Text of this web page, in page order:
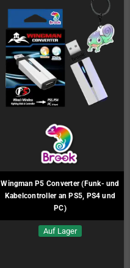
Wingman P5 Converter (Funk- und
Kabelcontroller an PS5, PS4 und
PC)
Auf Lager